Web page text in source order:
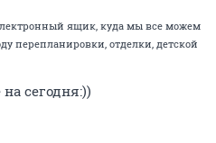
ящик, куда мы все можем
перепланировки, отделки, детской
сегодня:))